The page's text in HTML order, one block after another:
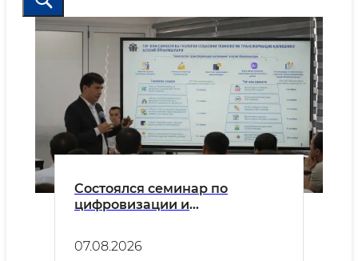
Состоялся семинар по
цифровизации и
геологической отраслях
07.08.2026